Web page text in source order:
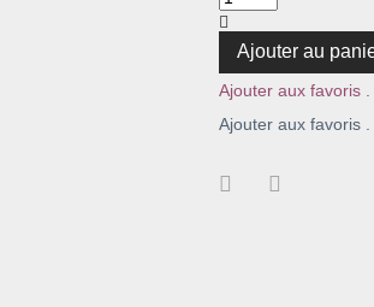
Ajouter au
Ajouter aux favoris .
Ajouter aux favoris .